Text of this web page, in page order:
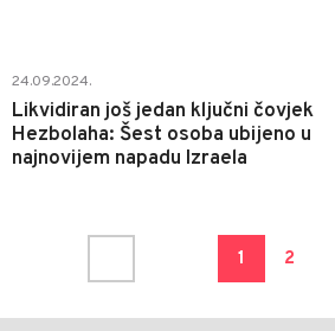
24.09.2024.
Likvidiran još jedan ključni čovjek
Hezbolaha: Šest osoba ubijeno u
najnovijem napadu Izraela
1 2